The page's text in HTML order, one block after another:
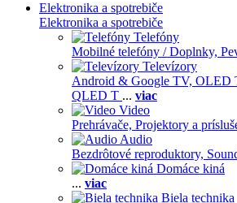
Elektronika a spotrebiče
Elektronika a spotrebiče
Telefóny
Mobilné telefóny / Doplnky,
Televízory
Android & Google TV, OLED
QLED T ... viac
Video
Prehrávače, Projektory a
Audio
Bezdrôtové reproduktory,
Domáce kiná
... viac
Biela technika